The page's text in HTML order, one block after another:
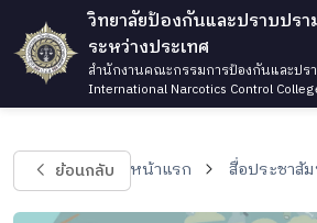
วิทยาลัยป้องกันและปราบปรา
ระหว่างประเทศ
สำนักงานคณะกรรมการป้องกันและปร
กระทรวงยุติธรรม
International Narcotics Control
ย้อนกลับ หน้าแรก สื่อประชาสั